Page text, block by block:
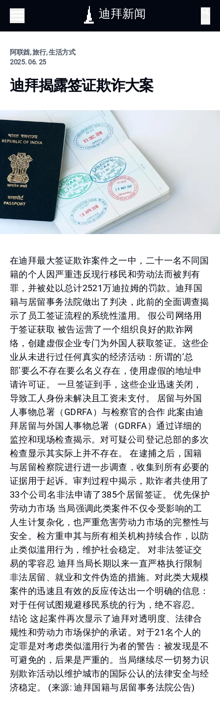
迪拜新闻
阿联酋, 旅行, 生活方式
2025. 06. 25
迪拜揭露签证欺诈大案
在迪拜最大签证欺诈案件之一中，二十一名不同国
籍的个人因严重违反现行移民和劳动法而被判有
罪，并被处以总计2521万迪拉姆的罚款。迪拜国
籍与居留事务法院做出了判决，此前的全面调查揭
示了员工签证流程的系统性滥用。 假公司网络用
于签证获取 被告运营了一个组织良好的欺诈网
络，创建虚假企业专门为外国人获取签证。这些企
业从未进行过任何真实的经济活动：所谓的‘总
部’要么不存在要么名义存在，使用虚假的地址申
请许可证。 一旦签证到手，这些企业迅速关闭，
导致工人身份未解决且工资未支付。 居留与外国
人事物总署（GDRFA）与检察官的合作 此案由迪
拜居留与外国人事物总署（GDRFA）通过详细的
监控和现场检查揭示。对可疑公司登记总部的多次
检查显示其实际上并不存在。 在逮捕之后，国籍
与居留检察院进行进一步调查，收集到所有必要的
证据用于起诉。审判过程中揭示，欺诈者共使用了
33个公司名非法申请了385个居留签证。 优先保护
劳动力市场 当局强调此类案件不仅令受影响的工
人生计复杂化，也严重危害劳动力市场的完整性与
安全。检方重申其与所有相关机构持续合作，以防
止类似滥用行为，维护社会稳定。 对非法签证交
易的零容忍 迪拜当局长期以来一直严格执行限制
非法居留、就业和文件伪造的措施。对此类大规模
案件的迅速且有效的反应传达出一个明确的信息：
对于任何试图规避移民系统的行为，绝不容忍。
结论 这起案件再次显示了迪拜对透明度、法律合
规性和劳动力市场保护的承诺。对于21名个人的
定罪是对考虑类似滥用行为者的警告：被发现是不
可避免的，后果是严重的。当局继续尽一切努力识
别欺诈活动以维护城市的国际公认的法律安全与经
济稳定。 (来源: 迪拜国籍与居留事务法院公告)